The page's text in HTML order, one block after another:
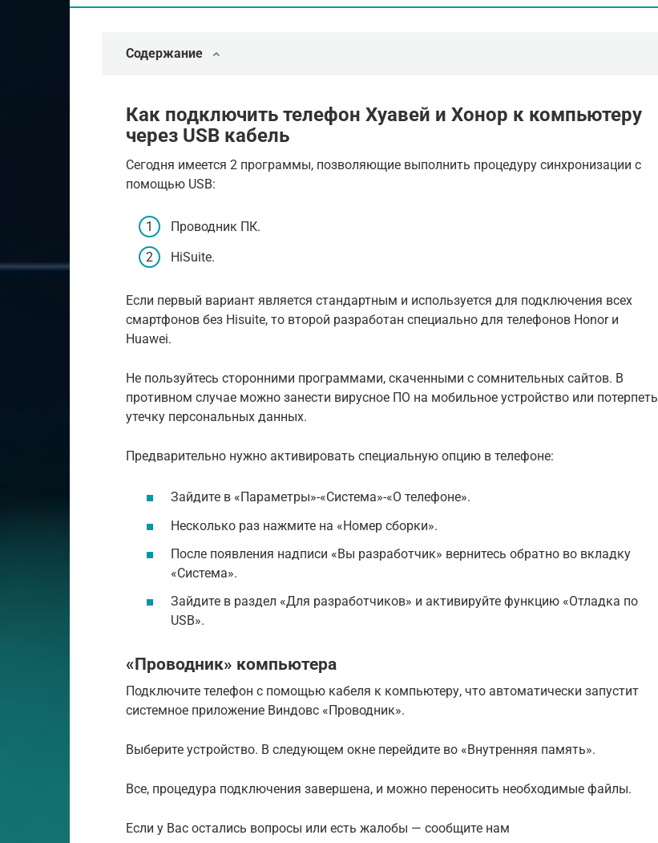
Содержание
Как подключить телефон Хуавей и Хонор к компьютеру
через USB кабель
Сегодня имеется 2 программы, позволяющие выполнить процедуру синхронизации с
помощью USB:
Проводник ПК.
HiSuite.
Если первый вариант является стандартным и используется для подключения всех
смартфонов без Hisuite, то второй разработан специально для телефонов Honor и
Huawei.
Не пользуйтесь сторонними программами, скаченными с сомнительных сайтов. В
противном случае можно занести вирусное ПО на мобильное устройство или потерпеть
утечку персональных данных.
Предварительно нужно активировать специальную опцию в телефоне:
Зайдите в «Параметры»-«Система»-«О телефоне».
Несколько раз нажмите на «Номер сборки».
После появления надписи «Вы разработчик» вернитесь обратно во вкладку
«Система».
Зайдите в раздел «Для разработчиков» и активируйте функцию «Отладка по
USB».
«Проводник» компьютера
Подключите телефон с помощью кабеля к компьютеру, что автоматически запустит
системное приложение Виндовс «Проводник».
Выберите устройство. В следующем окне перейдите во «Внутренняя память».
Все, процедура подключения завершена, и можно переносить необходимые файлы.
Если у Вас остались вопросы или есть жалобы — сообщите нам